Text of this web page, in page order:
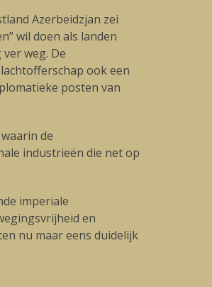
Azerbeidzjan zei
wil doen als landen
weg. De
ook een
posten van
de
industrieën die net op
imperiale
en
nu maar eens duidelijk